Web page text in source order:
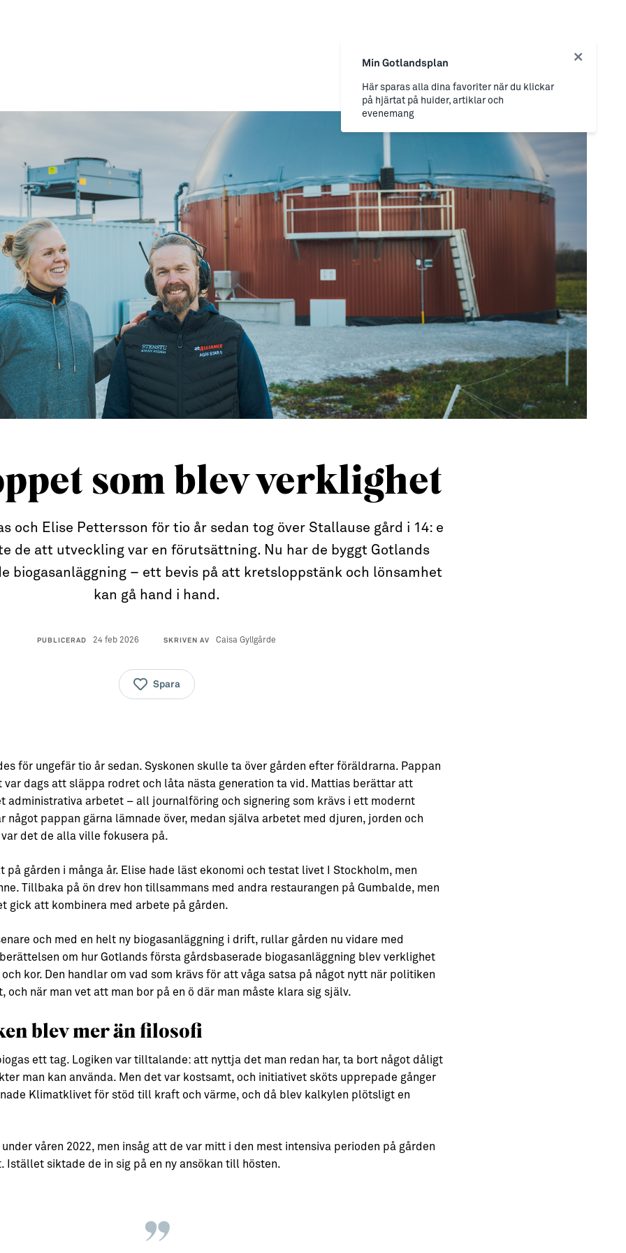
som blev verklighet
och Elise Pettersson för tio år sedan tog över Stallause gård i 14: e
de att utveckling var en förutsättning. Nu har de byggt Gotlands
biogasanläggning – ett bevis på att kretsloppstänk och lönsamhet
kan gå hand i hand.
PUBLICERAD 24 feb 2026 SKRIVEN AV Caisa Gyllgårde
Spara
för ungefär tio år sedan. Syskonen skulle ta över gården efter föräldrarna. Pappan
var dags att släppa rodret och låta nästa generation ta vid. Mattias berättar att
administrativa arbetet – all journalföring och signering som krävs i ett modernt
något pappan gärna lämnade över, medan själva arbetet med djuren, jorden och
det de alla ville fokusera på.
på gården i många år. Elise hade läst ekonomi och testat livet I Stockholm, men
Tillbaka på ön drev hon tillsammans med andra restaurangen på Gumbalde, men
gick att kombinera med arbete på gården.
och med en helt ny biogasanläggning i drift, rullar gården nu vidare med
om hur Gotlands första gårdsbaserade biogasanläggning blev verklighet
kor. Den handlar om vad som krävs för att våga satsa på något nytt när politiken
och när man vet att man bor på en ö där man måste klara sig själv.
blev mer än filosofi
ett tag. Logiken var tilltalande: att nyttja det man redan har, ta bort något dåligt
man kan använda. Men det var kostsamt, och initiativet sköts upprepade gånger
Klimatklivet för stöd till kraft och värme, och då blev kalkylen plötsligt en
våren 2022, men insåg att de var mitt i den mest intensiva perioden på gården
Istället siktade de in sig på en ny ansökan till hösten.
Min Gotlandsplan
Här sparas alla dina favoriter när du klickar
på hjärtat på huider, artiklar och
evenemang